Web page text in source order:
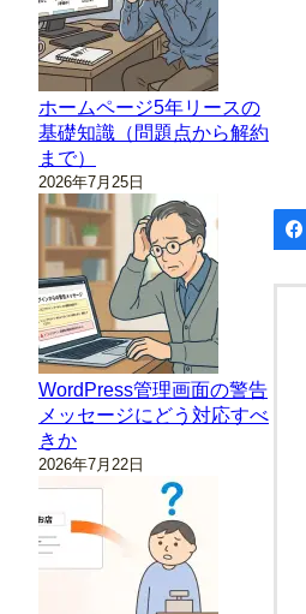
ホームページ5年リースの
基礎知識（問題点から解約
まで）
2026年7月25日
WordPress管理画面の警告
メッセージにどう対応すべ
きか
2026年7月22日